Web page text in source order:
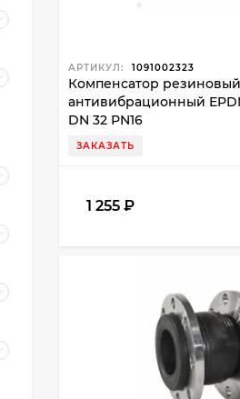
АРТИКУЛ: 1091002323
Компенсатор резиновый
антивибрационный
DN 32 PN16
ЗАКАЗАТЬ
1 255 ₽